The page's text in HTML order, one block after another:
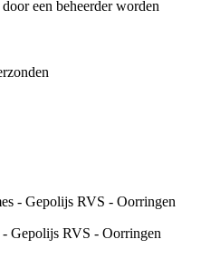
een beheerder worden
Gepolijs RVS - Oorringen